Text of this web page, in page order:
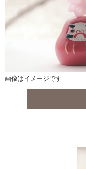
画像はイメージです